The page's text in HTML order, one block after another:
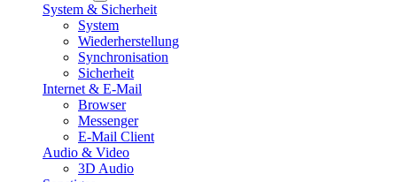
System & Sicherheit
System
Wiederherstellung
Synchronisation
Sicherheit
Internet & E-Mail
Browser
Messenger
E-Mail Client
Audio & Video
3D Audio